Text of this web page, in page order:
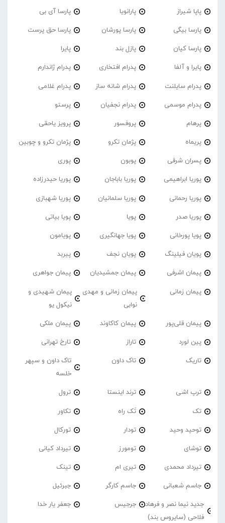
پاپا شیراز پارانویا پارسا آی بی
پارسا بیگی پارسا پورشان پارسا حق پرست
پارسا کیان پازل بند پایرا
پایرا و آلفا پدرام افتخاری پدرام ژاندارم
پدرام‌ سایلنت پدرام شانه ساز پدرام غلامی
پدرام موسمی پدرام نجفیان پرستو
پرهام پروفسور پرویز یاحقی
پریماه پژمان تکرو پژمان تکرو و چوبین
پسران شرقی پوبون پوری
پوریا ابراهیمی پوریا باباجان پوریا حیدرزاده
پوریا رحمانی پوریا سلمانیان پوریا شهبازی
پوریا صدر پویا پویا بیاتی
پویا پورخانی پویا جهانگیری پویامون
پویان فیلینگ پویان نجف پیربد
پیمان اشرفی پیمان جمشیدیان پیمان جواهری
پیمان زمانی
پیمان زمانی و مهدی
نوابی
پیمان شهیدی و
نیکول یو
پیمان قلی‌پور پیمان کاکاوند پیمان ملکی
پین لورد تاراز تارخ تهرانی
تاریک تاک داون
تاک داون و سپهر
خلسه
ترپ اشی ترند اینستا ترول
تک تَک راه تکاور
توحید وحید تودار تورکال
توشای تومورز تیرداد کیانی
تیرداد محمدی تیری ام تینک
جاسم شعبانی جاسم کارگر جبرئیل
جدید نیما نصر و فرهاد
فلاحی (سایروس بند)
جرجیس جعفر یار خدا